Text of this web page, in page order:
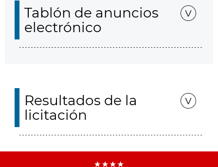
Tablón de anuncios
electrónico
Resultados de la
licitación